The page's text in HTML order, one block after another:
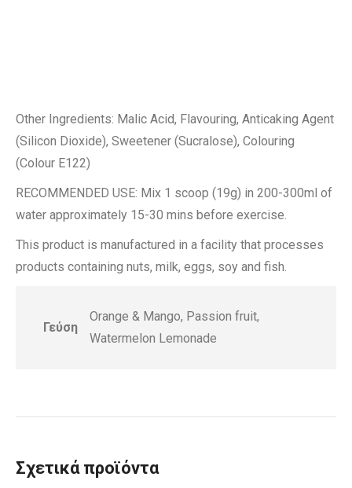
Other Ingredients: Malic Acid, Flavouring, Anticaking Agent
(Silicon Dioxide), Sweetener (Sucralose), Colouring
(Colour E122)
RECOMMENDED USE: Mix 1 scoop (19g) in 200-300ml of
water approximately 15-30 mins before exercise.
This product is manufactured in a facility that processes
products containing nuts, milk, eggs, soy and fish.
Γεύση
Orange & Mango, Passion fruit,
Watermelon Lemonade
Σχετικά προϊόντα